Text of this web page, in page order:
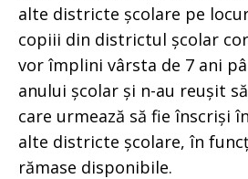
alte districte școlare pe
copiii din districtul școlar
vor împlini vârsta de 7 ani
anului școlar și n-au reușit
care urmează să fie înscriși
alte districte școlare, în
rămase disponibile.